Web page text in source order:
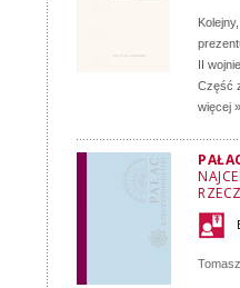
II
Część
więcej »